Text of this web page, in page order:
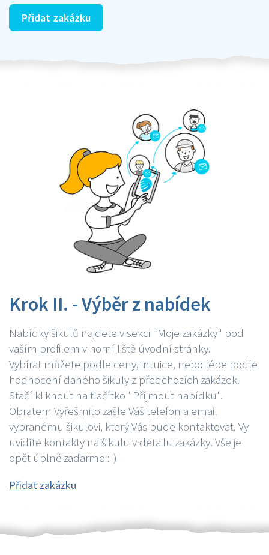
Přidat zakázku
Krok II. - Výběr z nabídek
Nabídky šikulů najdete v sekci "Moje zakázky" pod
vaším profilem v horní liště úvodní stránky.
Vybírat můžete podle ceny, intuice, nebo lépe podle
hodnocení daného šikuly z předchozích zakázek.
Stačí kliknout na tlačítko "Příjmout nabídku".
Obratem Vyřešmito zašle Váš telefon a email
vybranému šikulovi, který Vás bude kontaktovat. Vy
uvidíte kontakty na šikulu v detailu zakázky. Vše je
opět úplně zadarmo :-)
Přidat zakázku